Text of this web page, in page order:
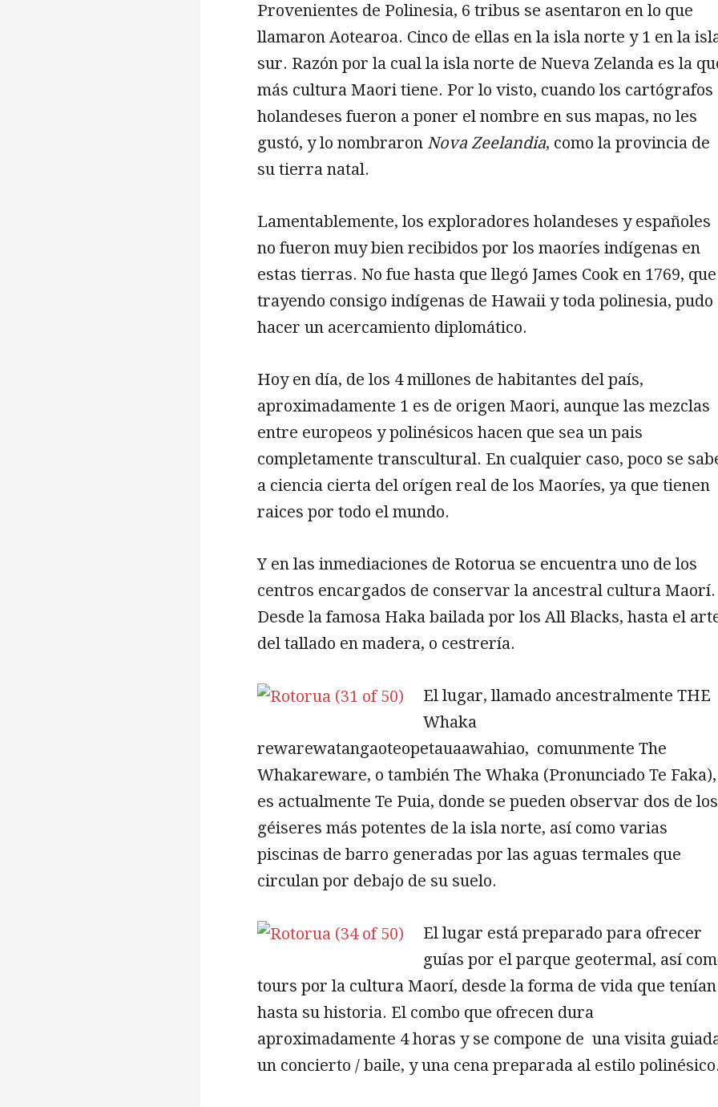
Provenientes de Polinesia, 6 tribus se asentaron en lo que
llamaron Aotearoa. Cinco de ellas en la isla norte y 1 en la
sur. Razón por la cual la isla norte de Nueva Zelanda es la
más cultura Maori tiene. Por lo visto, cuando los cartógrafos
holandeses fueron a poner el nombre en sus mapas, no les
gustó, y lo nombraron Nova Zeelandia, como la provincia de
su tierra natal.
Lamentablemente, los exploradores holandeses y españoles
no fueron muy bien recibidos por los maoríes indígenas en
estas tierras. No fue hasta que llegó James Cook en 1769, que
trayendo consigo indígenas de Hawaii y toda polinesia, pudo
hacer un acercamiento diplomático.
Hoy en día, de los 4 millones de habitantes del país,
aproximadamente 1 es de origen Maori, aunque las mezclas
entre europeos y polinésicos hacen que sea un pais
completamente transcultural. En cualquier caso, poco se
a ciencia cierta del orígen real de los Maoríes, ya que tienen
raices por todo el mundo.
Y en las inmediaciones de Rotorua se encuentra uno de los
centros encargados de conservar la ancestral cultura Maorí.
Desde la famosa Haka bailada por los All Blacks, hasta el
del tallado en madera, o cestrería.
El lugar, llamado ancestralmente THE
Whaka
rewarewatangaoteopetauaawahiao, comunmente The
Whakareware, o también The Whaka (Pronunciado Te Faka),
es actualmente Te Puia, donde se pueden observar dos de los
géiseres más potentes de la isla norte, así como varias
piscinas de barro generadas por las aguas termales que
circulan por debajo de su suelo.
El lugar está preparado para ofrecer
guías por el parque geotermal, así
tours por la cultura Maorí, desde la forma de vida que tenían
hasta su historia. El combo que ofrecen dura
aproximadamente 4 horas y se compone de una visita
un concierto / baile, y una cena preparada al estilo polinésico.